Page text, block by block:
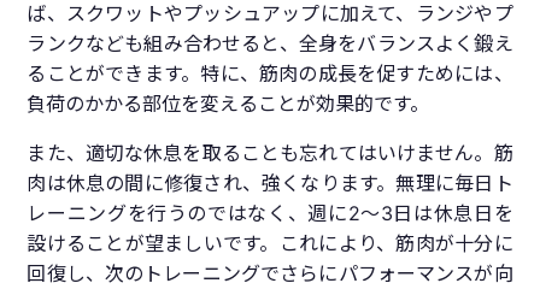
ば、スクワットやプッシュアップに加えて、ランジやプ
ランクなども組み合わせると、全身をバランスよく鍛え
ることができます。特に、筋肉の成長を促すためには、
負荷のかかる部位を変えることが効果的です。
また、適切な休息を取ることも忘れてはいけません。筋
肉は休息の間に修復され、強くなります。無理に毎日ト
レーニングを行うのではなく、週に2〜3日は休息日を
設けることが望ましいです。これにより、筋肉が十分に
回復し、次のトレーニングでさらにパフォーマンスが向